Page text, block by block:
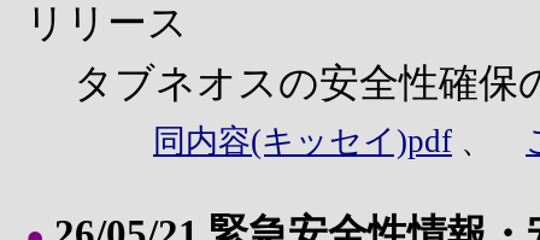
リリース
タブネオスの安全性確
同内容(キッセイ)pdf 、